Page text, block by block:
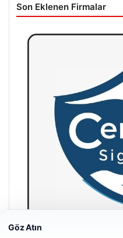
Son Eklenen Firmalar
Göz Atın